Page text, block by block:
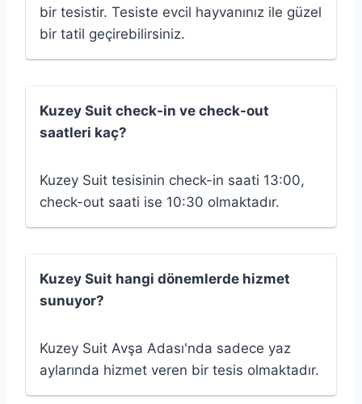
bir tesistir. Tesiste evcil hayvanınız ile güzel
bir tatil geçirebilirsiniz.
Kuzey Suit check-in ve check-out
saatleri kaç?
Kuzey Suit tesisinin check-in saati 13:00,
check-out saati ise 10:30 olmaktadır.
Kuzey Suit hangi dönemlerde hizmet
sunuyor?
Kuzey Suit Avşa Adası'nda sadece yaz
aylarında hizmet veren bir tesis olmaktadır.